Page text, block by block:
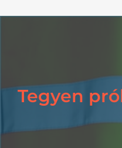
Tegyen